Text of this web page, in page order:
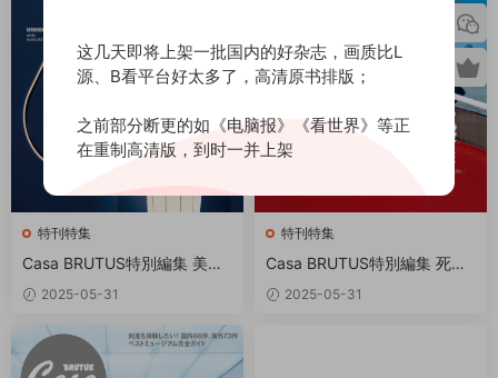
特刊特集
Casa BRUTUS特別編集 美し
い照明術 PDF
2025-05-31
特刊特集
Casa BRUTUS特別編集 死ぬ
までに見ておくべき100の建
築 PDF
2025-05-31
这几天即将上架一批国内的好杂志，画质比L
源、B看平台好太多了，高清原书排版；
之前部分断更的如《电脑报》《看世界》等正
在重制高清版，到时一并上架